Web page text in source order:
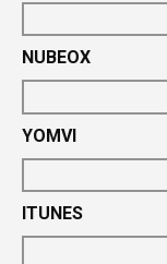
NUBEOX
YOMVI
ITUNES